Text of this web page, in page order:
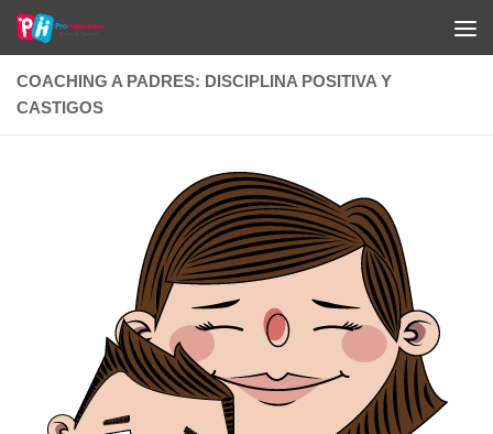
Saltar al contenido
COACHING A PADRES: DISCIPLINA POSITIVA Y
CASTIGOS